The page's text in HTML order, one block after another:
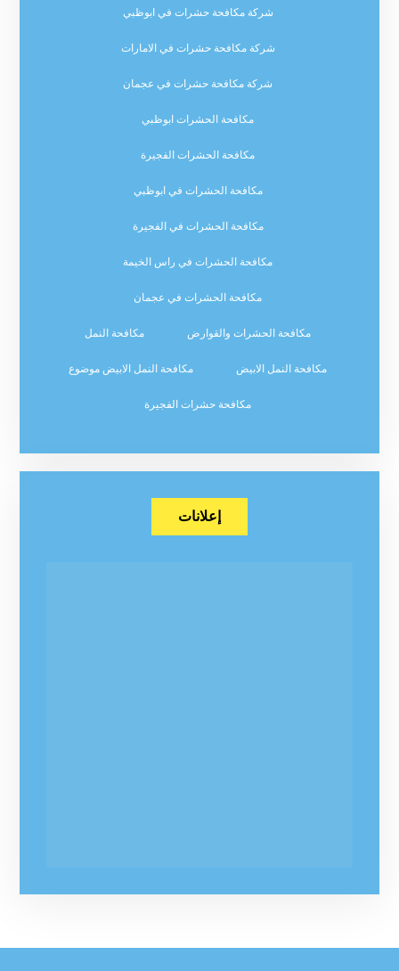
شركة مكافحة حشرات في ابوظبي
شركة مكافحة حشرات في الامارات
شركة مكافحة حشرات في عجمان
مكافحة الحشرات ابوظبي
مكافحة الحشرات الفجيرة
مكافحة الحشرات في ابوظبي
مكافحة الحشرات في الفجيرة
مكافحة الحشرات في راس الخيمة
مكافحة الحشرات في عجمان
مكافحة الحشرات والقوارض مكافحة النمل
مكافحة النمل الابيض مكافحة النمل الابيض موضوع
مكافحة حشرات الفجيرة
إعلانات